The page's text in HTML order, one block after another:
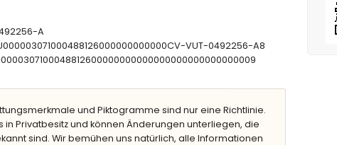
A
VUT-0492256-A8
und Piktogramme sind nur eine Richtlinie.
Privatbesitz und können Änderungen unterliegen, die
sind. Wir bemühen uns natürlich, alle Informationen